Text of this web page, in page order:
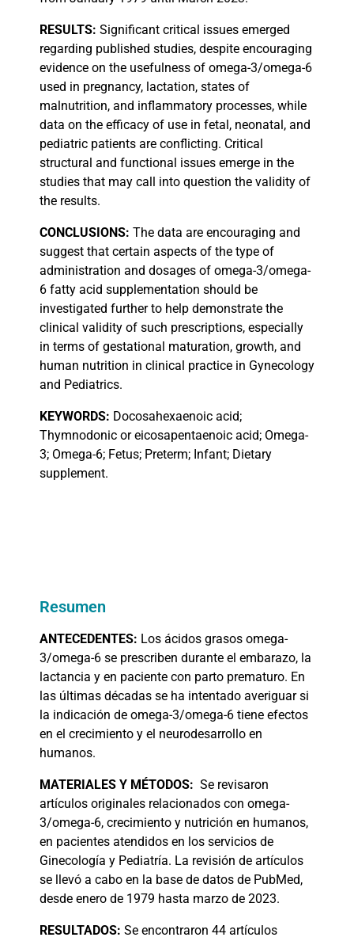
RESULTS: Significant critical issues emerged
regarding published studies, despite encouraging
evidence on the usefulness of omega-3/omega-6
used in pregnancy, lactation, states of
malnutrition, and inflammatory processes, while
data on the efficacy of use in fetal, neonatal, and
pediatric patients are conflicting. Critical
structural and functional issues emerge in the
studies that may call into question the validity of
the results.
CONCLUSIONS: The data are encouraging and
suggest that certain aspects of the type of
administration and dosages of omega-3/omega-
6 fatty acid supplementation should be
investigated further to help demonstrate the
clinical validity of such prescriptions, especially
in terms of gestational maturation, growth, and
human nutrition in clinical practice in Gynecology
and Pediatrics.
KEYWORDS: Docosahexaenoic acid;
Thymnodonic or eicosapentaenoic acid; Omega-
3; Omega-6; Fetus; Preterm; Infant; Dietary
supplement.
Resumen
ANTECEDENTES: Los ácidos grasos omega-
3/omega-6 se prescriben durante el embarazo, la
lactancia y en paciente con parto prematuro. En
las últimas décadas se ha intentado averiguar si
la indicación de omega-3/omega-6 tiene efectos
en el crecimiento y el neurodesarrollo en
humanos.
MATERIALES Y MÉTODOS: Se revisaron
artículos originales relacionados con omega-
3/omega-6, crecimiento y nutrición en humanos,
en pacientes atendidos en los servicios de
Ginecología y Pediatría. La revisión de artículos
se llevó a cabo en la base de datos de PubMed,
desde enero de 1979 hasta marzo de 2023.
RESULTADOS: Se encontraron 44 artículos